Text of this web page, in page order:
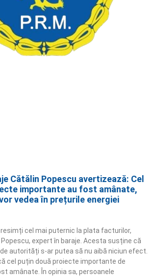
Cătălin Popescu avertizează: Cel
importante au fost amânate,
vedea în prețurile energiei
resimți cel mai puternic la plata facturilor,
expert în baraje. Acesta susține că
autorități s-ar putea să nu aibă niciun efect.
cel puțin două proiecte importante de
amânate. În opinia sa, persoanele